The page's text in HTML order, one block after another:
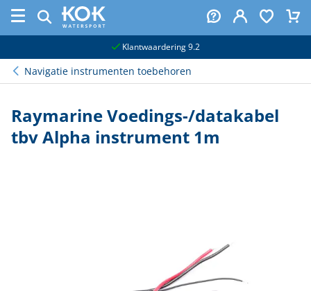
Klantwaardering 9.2
Navigatie instrumenten toebehoren
Raymarine Voedings-/datakabel
tbv Alpha instrument 1m